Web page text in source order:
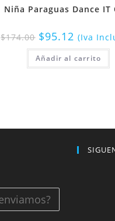
Niña Paraguas Dance IT
$174.00 $95.12 (Iva
Añadir al carrito